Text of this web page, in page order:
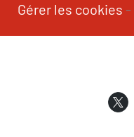
Gérer les cookies -